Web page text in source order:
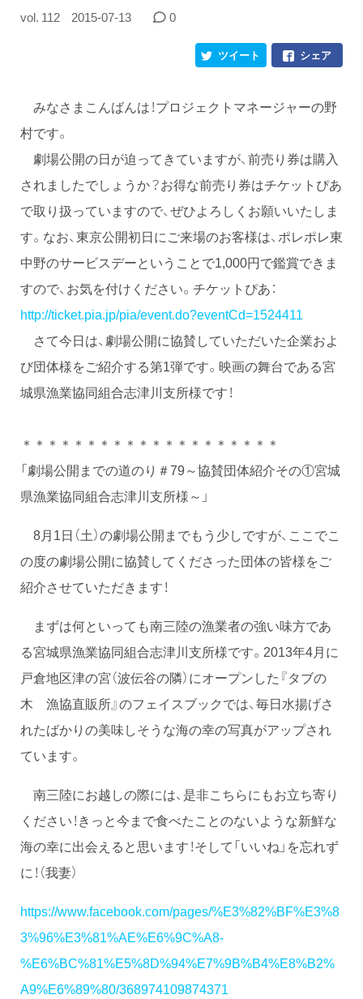
vol. 112 2015-07-13 0
シェア
ツイート
みなさまこんばんは！プロジェクトマネージャーの野
村です。
劇場公開の日が迫ってきていますが、前売り券は購入
されましたでしょうか？お得な前売り券はチケットぴあ
で取り扱っていますので、ぜひよろしくお願いいたしま
す。なお、東京公開初日にご来場のお客様は、ポレポレ東
中野のサービスデーということで1,000円で鑑賞できま
すので、お気を付けください。チケットぴあ：
http://ticket.pia.jp/pia/event.do?eventCd=1524411
さて今日は、劇場公開に協賛していただいた企業およ
び団体様をご紹介する第1弾です。映画の舞台である宮
城県漁業協同組合志津川支所様です！
＊＊＊＊＊＊＊＊＊＊＊＊＊＊＊＊＊＊＊＊
「劇場公開までの道のり＃79～協賛団体紹介その①宮城
県漁業協同組合志津川支所様～」
8月1日（土）の劇場公開までもう少しですが、ここでこ
の度の劇場公開に協賛してくださった団体の皆様をご
紹介させていただきます！
まずは何といっても南三陸の漁業者の強い味方であ
る宮城県漁業協同組合志津川支所様です。2013年4月に
戸倉地区津の宮（波伝谷の隣）にオープンした『タブの
木 漁協直販所』のフェイスブックでは、毎日水揚げさ
れたばかりの美味しそうな海の幸の写真がアップされ
ています。
南三陸にお越しの際には、是非こちらにもお立ち寄り
ください！きっと今まで食べたことのないような新鮮な
海の幸に出会えると思います！そして「いいね」を忘れず
に！（我妻）
https://www.facebook.com/pages/%E3%82%BF%E3%8
3%96%E3%81%AE%E6%9C%A8-
%E6%BC%81%E5%8D%94%E7%9B%B4%E8%B2%
A9%E6%89%80/368974109874371